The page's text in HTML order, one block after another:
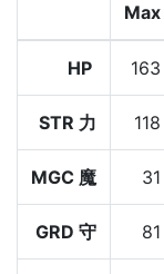
Max
HP 163
STR 力 118
MGC 魔 31
GRD 守 81